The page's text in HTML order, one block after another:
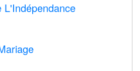
L'Indépendance